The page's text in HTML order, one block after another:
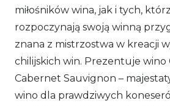
Cabernet
Sauvignon
miłośników wina, jak i tych,
rozpoczynają swoją winną
znana z mistrzostwa w kreacji
chilijskich win. Prezentuje wino
Cabernet Sauvignon –
wino dla prawdziwych